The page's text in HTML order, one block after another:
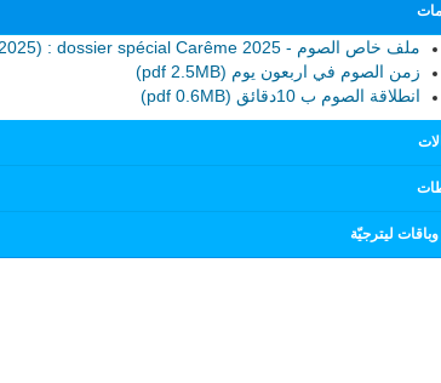
ملف خاص الصوم - CATA n­°172 (Février & mars 2025) : dossier spécial Carême 2025
زمن الصوم في اربعون يوم (pdf 2.5MB)
انطلاقة الصوم ب 10دقائق (pdf 0.6MB)
ليترجيّة